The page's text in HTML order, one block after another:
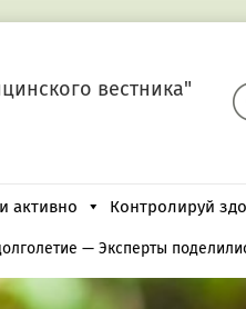
вестника"
активно Контролируй
— Эксперты